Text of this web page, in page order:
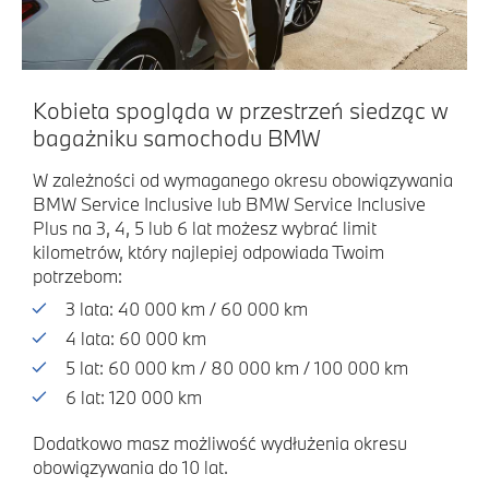
Kobieta spogląda w przestrzeń siedząc w
bagażniku samochodu BMW
W zależności od wymaganego okresu obowiązywania
BMW Service Inclusive lub BMW Service Inclusive
Plus na 3, 4, 5 lub 6 lat możesz wybrać limit
kilometrów, który najlepiej odpowiada Twoim
potrzebom:
3 lata: 40 000 km / 60 000 km
4 lata: 60 000 km
5 lat: 60 000 km / 80 000 km / 100 000 km
6 lat: 120 000 km
Dodatkowo masz możliwość wydłużenia okresu
obowiązywania do 10 lat.